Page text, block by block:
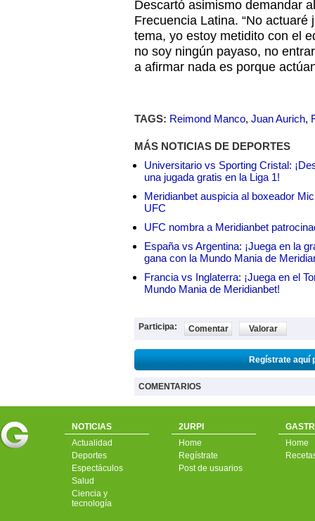
Descartó asimismo demandar
Frecuencia Latina. “No
tema, yo estoy metidito con el
no soy ningún payaso, no
a afirmar nada es porque
TAGS: Reimond Manco, Juan Aurich,
MÁS NOTICIAS DE DEPORTES
Universitario vs Sporting Cristal:
una jugada gratis en la Liga 1!
Meridianbet auspicia al boxeador
UFC
UFC nombra a Meridianbet
España vs Argentina: ¡Juega en la
gana con la Mundo Mania de
Francia vs Inglaterra: ¡Juega en el
Mundo Mania de Meridianbet!
Participa: Comentar Valorar
Regístrate aquí
COMENTARIOS
NOTICIAS
Actualidad
Deportes
Espectáculos
Salud
Ciencia y
tecnología
2URPI
Home
Regístrate
Post de usuarios
Home